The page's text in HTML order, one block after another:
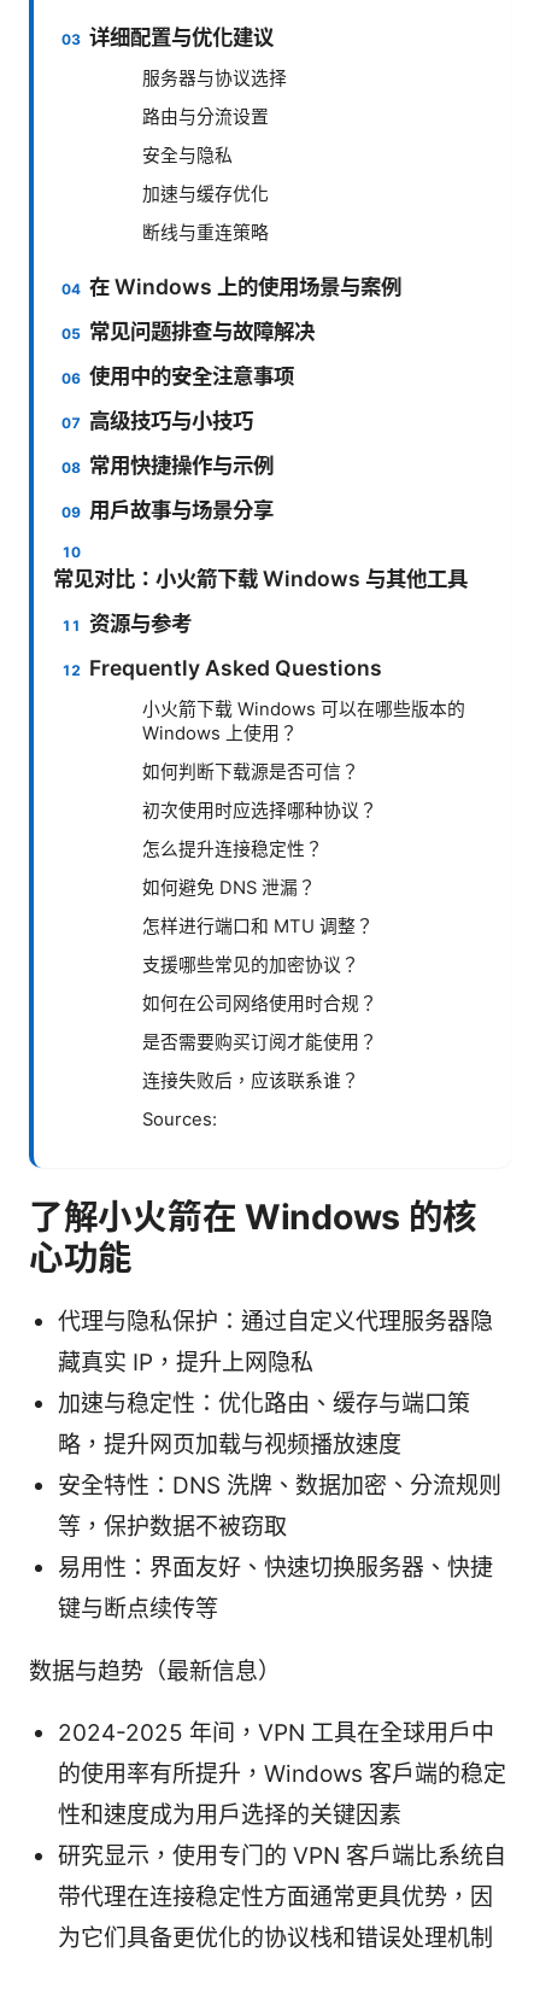
详细配置与优化建议
服务器与协议选择
路由与分流设置
安全与隐私
加速与缓存优化
断线与重连策略
在 Windows 上的使用场景与案例
常见问题排查与故障解决
使用中的安全注意事项
高级技巧与小技巧
常用快捷操作与示例
用户故事与场景分享
常见对比：小火箭下载 Windows 与其他工具
资源与参考
Frequently Asked Questions
小火箭下载 Windows 可以在哪些版本的
Windows 上使用？
如何判断下载源是否可信？
初次使用时应选择哪种协议？
怎么提升连接稳定性？
如何避免 DNS 泄漏？
怎样进行端口和 MTU 调整？
支援哪些常见的加密协议？
如何在公司网络使用时合规？
是否需要购买订阅才能使用？
连接失败后，应该联系谁？
Sources:
了解小火箭在 Windows 的核
心功能
代理与隐私保护：通过自定义代理服务器隐
藏真实 IP，提升上网隐私
加速与稳定性：优化路由、缓存与端口策
略，提升网页加载与视频播放速度
安全特性：DNS 洗牌、数据加密、分流规则
等，保护数据不被窃取
易用性：界面友好、快速切换服务器、快捷
键与断点续传等
数据与趋势（最新信息）
2024-2025 年间，VPN 工具在全球用户中
的使用率有所提升，Windows 客户端的稳定
性和速度成为用户选择的关键因素
研究显示，使用专门的 VPN 客户端比系统自
带代理在连接稳定性方面通常更具优势，因
为它们具备更优化的协议栈和错误处理机制